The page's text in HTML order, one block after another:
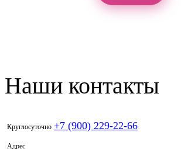
Наши контакты
Круглосуточно +7 (900) 229-22-66
Адрес